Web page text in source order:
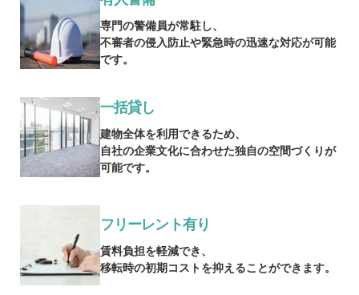
専門の警備員が常駐し、
不審者の侵入防止や緊急時の迅速な対応が可能
です。
一括貸し
建物全体を利用できるため、
自社の企業文化に合わせた独自の空間づくりが
可能です。
フリーレント有り
賃料負担を軽減でき、
移転時の初期コストを抑えることができます。